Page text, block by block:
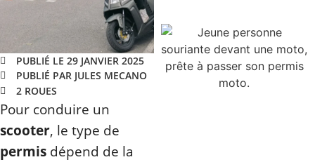
PUBLIÉ LE 29 JANVIER 2025
PUBLIÉ PAR JULES MECANO
2 ROUES
Pour conduire un
scooter, le type de
permis dépend de la